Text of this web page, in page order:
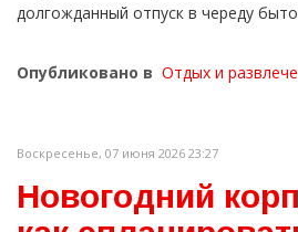
долгожданный отпуск в череду
Опубликовано в Отдых и
Воскресенье, 07 июня 2026 23:27
Новогодний